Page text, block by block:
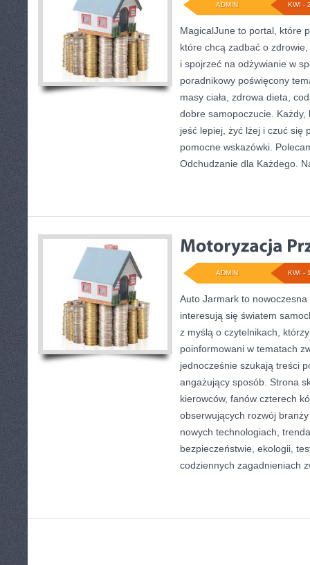
KWI -
ADMIN
MagicalJune to portal, które
które chcą zadbać o
i spojrzeć na odżywianie w
poradnikowy poświęcony
masy ciała, zdrowa dieta,
dobre samopoczucie.
jeść lepiej, żyć lżej i czuć się
pomocne wskazówki.
Odchudzanie dla Każdego.
KWI -
ADMIN
Auto Jarmark to
interesują się światem
z myślą o czytelnikach,
poinformowani w tematach
jednocześnie szukają treści
angażujący sposób. Strona
kierowców, fanów czterech
obserwujących rozwój
nowych technologiach,
bezpieczeństwie, ekologii,
codziennych zagadnieniach